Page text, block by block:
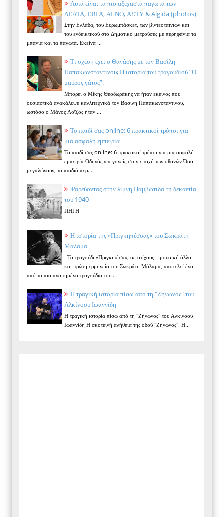
Αυτά είναι τα πιο αξέχαστα παγωτά των
ΔΕΛΤΑ, ΕΒΓΑ, ΑΓΝΟ, ΑΣΤΥ & Algida (photos)
Στην Ελλάδα, του Ευρωμπάσκετ, των βιντεοταινιών και
του ενδεικτικού στο Δημοτικό μετρούσες με περηφάνια τα
μπάνια και τα παγωτά. Εκείνα ...
Τι σχέση έχει ο Θανάσης με τον Βασίλη
Παπακωνσταντίνου; Η ιστορία του τραγουδιού “Ο
μαύρος γάτος”.
Μπορεί ο Μίκης Θεοδωράκης να ήταν εκείνος που
ουσιαστικά ανακάλυψε καλλιτεχνικά τον Βασίλη Παπακωνσταντίνου,
ωστόσο ο Μάνος Λοΐζος ήταν ...
Το παιδί σας online: 6 πρακτικοί τρόποι για
μια ασφαλή εμπειρία
Το παιδί σας online: 6 πρακτικοί τρόποι για μια ασφαλή
εμπειρία Οδηγός για γονείς στην εποχή των οθονών Όσο
μεγαλώνουν, τα παιδιά περ...
Ψαρεύοντας στην λίμνη Παμβώτιδα τη δεκαετία
του 1940
ΠΗΓΗ
Η ιστορία της «Πριγκηπέσσας» του Σωκράτη
Μάλαμα
Το τραγούδι «Πριγκιπέσα», σε στίχους – μουσική άλλα
και πρώτη ερμηνεία του Σωκράτη Μάλαμα, αποτελεί ένα
από τα πιο αγαπημένα τραγούδια του...
Η τραγική ιστορία πίσω από τη "Ζήνωνος" του
Αλκίνοου Ιωαννίδη
Η τραγική ιστορία πίσω από τη "Ζήνωνος" του Αλκίνοου
Ιωαννίδη Η σκοτεινή αλήθεια της οδού "Ζήνωνος": Η...